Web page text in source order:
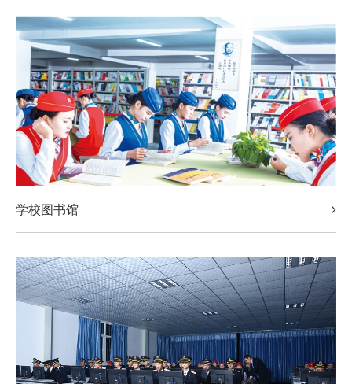
文 2022-03-22
· 灞桥区教育局到我
2022-03-21
· 保持高度警惕 科
学 2022-03-14
· 西安铁道职业学校
2022-03-07
学校图书馆